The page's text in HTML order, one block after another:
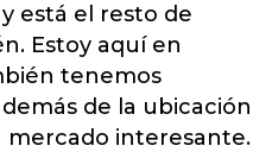
está el resto de
Estoy aquí en
tenemos
de la ubicación
interesante.